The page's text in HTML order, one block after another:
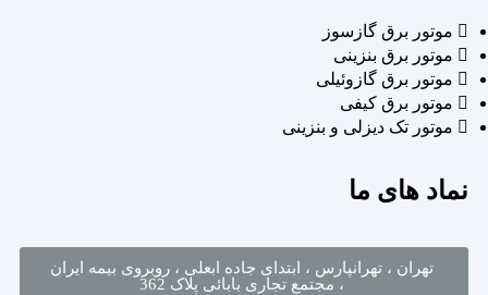
موتور برق گازسوز
موتور برق بنزینی
موتور برق گازوئیلی
موتور برق کیفی
موتور تک دیزلی و بنزینی
نماد های ما
تهران ، تهرانپارس ، ابتدای جاده ابعلی ، روبروی بیمه ایران
، مجتمع تجاری بابائی پلاک 362